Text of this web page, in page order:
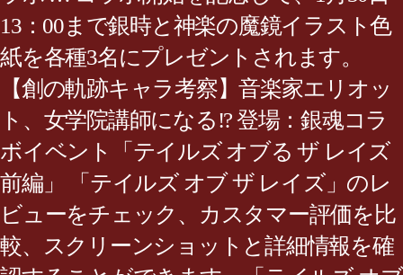
13：00まで銀時と神楽の魔鏡イラスト色
紙を各種3名にプレゼントされます。
【創の軌跡キャラ考察】音楽家エリオッ
ト、女学院講師になる!? 登場：銀魂コラ
ボイベント「テイルズ オブる ザ レイズ
前編」 ‎「テイルズ オブ ザ レイズ」のレ
ビューをチェック、カスタマー評価を比
較、スクリーンショットと詳細情報を確